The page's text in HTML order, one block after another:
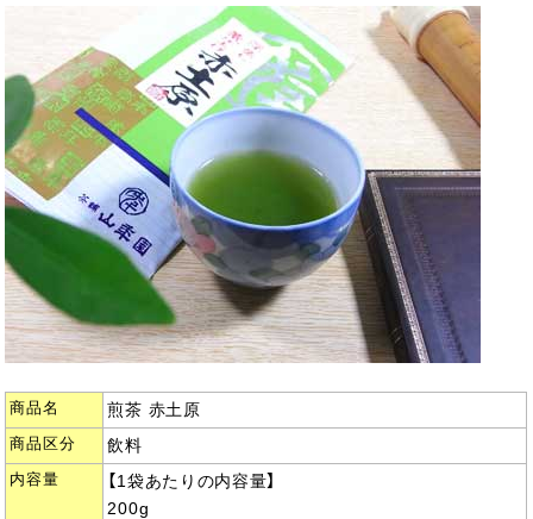
商品名 煎茶 赤土原
商品区分 飲料
内容量
【1袋あたりの内容量】
200g